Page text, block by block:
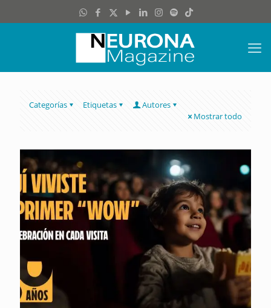
Categorías Etiquetas
Autores
Mostrar todo